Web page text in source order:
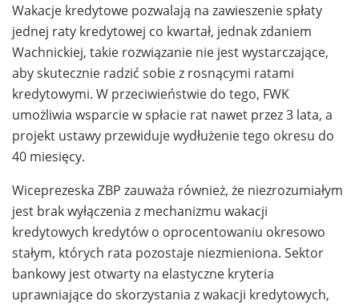
Wakacje kredytowe pozwalają na zawieszenie spłaty
jednej raty kredytowej co kwartał, jednak zdaniem
Wachnickiej, takie rozwiązanie nie jest wystarczające,
aby skutecznie radzić sobie z rosnącymi ratami
kredytowymi. W przeciwieństwie do tego, FWK
umożliwia wsparcie w spłacie rat nawet przez 3 lata, a
projekt ustawy przewiduje wydłużenie tego okresu do
40 miesięcy.
Wiceprezeska ZBP zauważa również, że niezrozumiałym
jest brak wyłączenia z mechanizmu wakacji
kredytowych kredytów o oprocentowaniu okresowo
stałym, których rata pozostaje niezmieniona. Sektor
bankowy jest otwarty na elastyczne kryteria
uprawniające do skorzystania z wakacji kredytowych,